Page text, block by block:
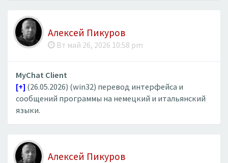
Алексей Пикуров
Вт май 26, 2026 10:58 pm
MyChat Client
[+] (26.05.2026) (win32) перевод интерфейса и
сообщений программы на немецкий и итальянский
языки.
Алексей Пикуров